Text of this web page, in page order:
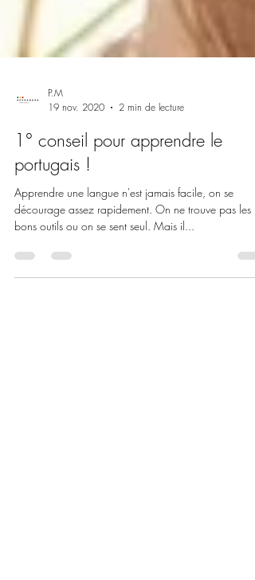
19 nov. 2020
2 min de lecture
1° conseil pour apprendre le
portugais !
Apprendre une langue n'est jamais facile, on se
bons outils ou on se sent seul. Mais il...